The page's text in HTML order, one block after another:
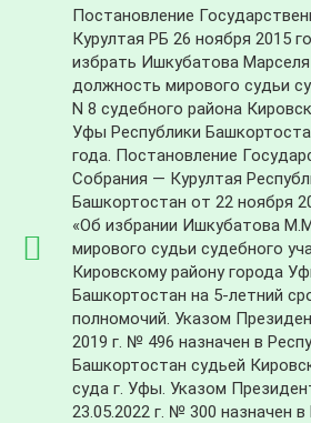
Постановление
Курултая РБ 26 ноября 2015
избрать Ишкубатова
должность мирового судьи
N 8 судебного района
Уфы Республики
года. Постановление
Собрания — Курултая
Башкортостан от 22 ноября
«Об избрании Ишкубатова
мирового судьи судебного
Кировскому району города
Башкортостан на 5-летний
полномочий. Указом
2019 г. № 496 назначен в
Башкортостан судьей
суда г. Уфы. Указом
23.05.2022 г. № 300 назначен в